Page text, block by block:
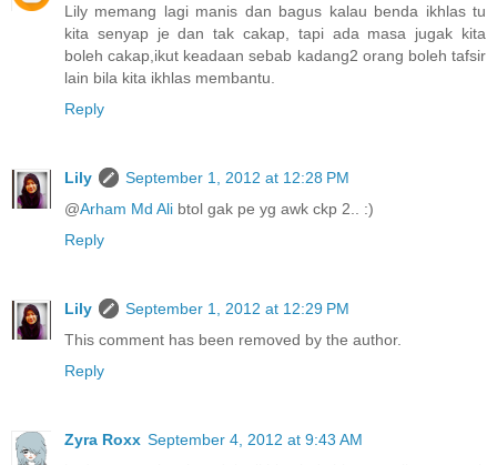
Lily memang lagi manis dan bagus kalau benda ikhlas tu
kita senyap je dan tak cakap, tapi ada masa jugak kita
boleh cakap,ikut keadaan sebab kadang2 orang boleh tafsir
lain bila kita ikhlas membantu.
Reply
Lily
September 1, 2012 at 12:28 PM
@Arham Md Ali btol gak pe yg awk ckp 2.. :)
Reply
Lily
September 1, 2012 at 12:29 PM
This comment has been removed by the author.
Reply
Zyra Roxx September 4, 2012 at 9:43 AM